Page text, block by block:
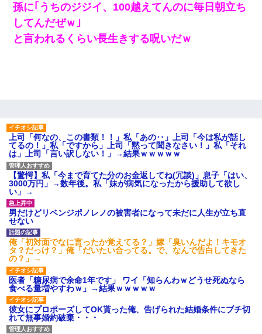
孫に｢うちのジジイ、100越えてんのに毎日朝立ち
してんだぜｗ｣
と言われるくらい長生きする呪いだｗ
上司「何なの、この書類！！」私「あの‥」上司「今は私が話し
てるの！」私「ですから」上司「黙って聞きなさい！」私「それ
は」上司「言い訳しない！」→結果ｗｗｗｗｗ
【驚愕】私「今まで育てた分のお金返してね(冗談)」息子「はい、
3000万円」→数年後。私「妹が病気になったから援助して欲し
い」→
男だけどリベンジポノレノの被害者になって未だに人生が立ち直
せない
俺「初対面でなに言ったか覚えてる？」嫁「臭いんだよ！キモオ
タ？だっけ？」俺「だいたい合ってる。で、なんで告白してきた
の？」→
医者「糖尿病で余命1年です」 ワイ「知らんわｗどうせ死ぬなら
食べる量増やすわｗ」→結果ｗｗｗｗｗ
彼女にプロポーズしてOK貰った俺、告げられた結婚条件にブチ切
れて無事婚約破棄・・・